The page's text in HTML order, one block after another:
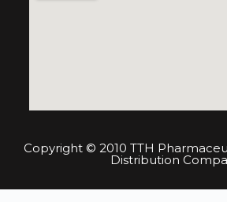
Copyright © 2010 TTH
Distribution